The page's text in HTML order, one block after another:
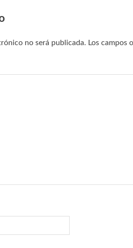
no será publicada. Los campos